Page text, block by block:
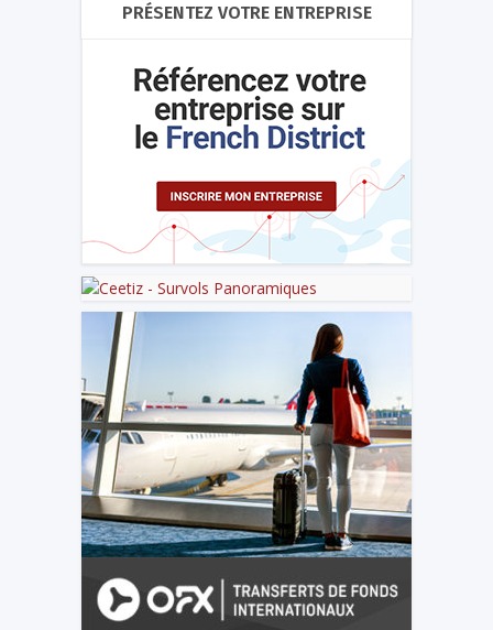
PRÉSENTEZ VOTRE ENTREPRISE